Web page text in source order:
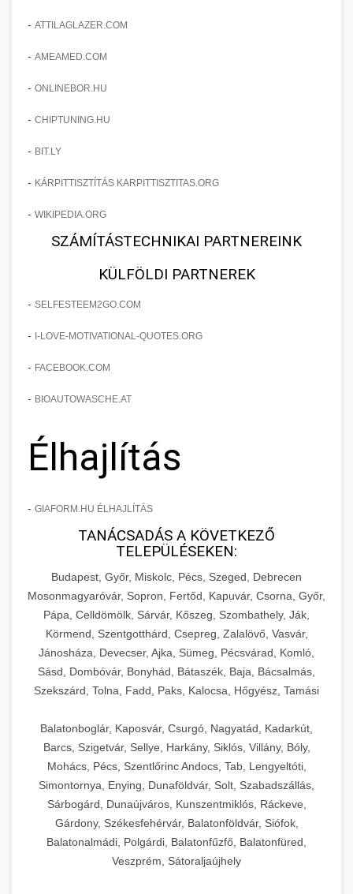
- ATTILAGLAZER.COM
- AMEAMED.COM
- ONLINEBOR.HU
- CHIPTUNING.HU
- BIT.LY
- KÁRPITTISZTÍTÁS KARPITTISZTITAS.ORG
- WIKIPEDIA.ORG
SZÁMÍTÁSTECHNIKAI PARTNEREINK
KÜLFÖLDI PARTNEREK
- SELFESTEEM2GO.COM
- I-LOVE-MOTIVATIONAL-QUOTES.ORG
- FACEBOOK.COM
- BIOAUTOWASCHE.AT
Élhajlítás
- GIAFORM.HU ÉLHAJLÍTÁS
TANÁCSADÁS A KÖVETKEZŐ
TELEPÜLÉSEKEN:
Budapest, Győr, Miskolc, Pécs, Szeged, Debrecen
Mosonmagyaróvár, Sopron, Fertőd, Kapuvár, Csorna, Győr,
Pápa, Celldömölk, Sárvár, Kőszeg, Szombathely, Ják,
Körmend, Szentgotthárd, Csepreg, Zalalövő, Vasvár,
Jánosháza, Devecser, Ajka, Sümeg, Pécsvárad, Komló,
Sásd, Dombóvár, Bonyhád, Bátaszék, Baja, Bácsalmás,
Szekszárd, Tolna, Fadd, Paks, Kalocsa, Hőgyész, Tamási
Balatonboglár, Kaposvár, Csurgó, Nagyatád, Kadarkút,
Barcs, Szigetvár, Sellye, Harkány, Siklós, Villány, Bóly,
Mohács, Pécs, Szentlőrinc Andocs, Tab, Lengyeltóti,
Simontornya, Enying, Dunaföldvár, Solt, Szabadszállás,
Sárbogárd, Dunaújváros, Kunszentmiklós, Ráckeve,
Gárdony, Székesfehérvár, Balatonföldvár, Siófok,
Balatonalmádi, Polgárdi, Balatonfűzfő, Balatonfüred,
Veszprém, Sátoraljaújhely